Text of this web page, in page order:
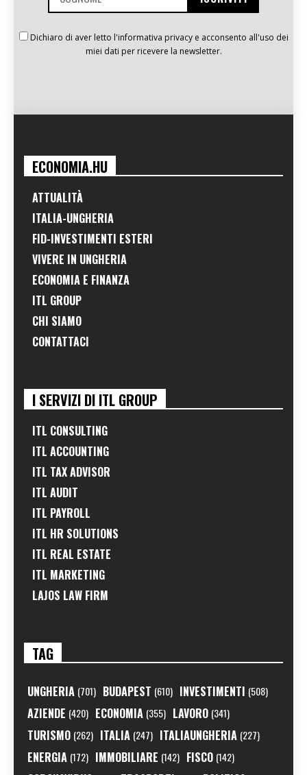
Dichiaro di aver letto l'informativa privacy e acconsento all'uso dei
miei dati per ricevere la newsletter.
ECONOMIA.HU
ATTUALITÀ
ITALIA-UNGHERIA
FID-INVESTIMENTI ESTERI
VIVERE IN UNGHERIA
ECONOMIA E FINANZA
ITL GROUP
CHI SIAMO
CONTATTACI
I SERVIZI DI ITL GROUP
ITL CONSULTING
ITL ACCOUNTING
ITL TAX ADVISOR
ITL AUDIT
ITL PAYROLL
ITL HR SOLUTIONS
ITL REAL ESTATE
ITL MARKETING
LAJOS LAW FIRM
TAG
UNGHERIA (701) BUDAPEST (610) INVESTIMENTI (508)
AZIENDE (420) ECONOMIA (355) LAVORO (341)
TURISMO (262) ITALIA (247) ITALIAUNGHERIA (227)
ENERGIA (172) IMMOBILIARE (142) FISCO (142)